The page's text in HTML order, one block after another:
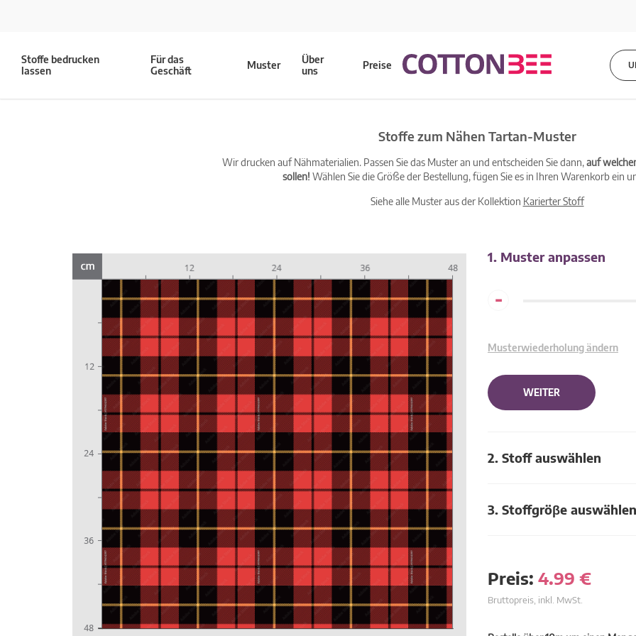
Stoffe bedrucken
lassen
Für das
Geschäft
Muster
Über
uns
Preise
Stoffe zum Nähen Tartan-Muster
Wir drucken auf Nähmaterialien. Passen Sie das Muster an und entscheiden Sie dann,auf
sollen! Wählen Sie die Größe der Bestellung, fügen Sie es in Ihren Warenkorb ein
Siehe alle Muster aus der Kollektion Karierter Stoff
1. Muster anpassen
-
Musterwiederholung ändern
WEITER
2. Stoff auswählen
3. Stoffgröβe auswählen
Preis: 4.99 €
Bruttopreis, inkl. MwSt.